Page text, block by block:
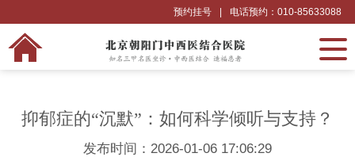
电话预约：010-85633088
预约挂号
抑郁症的“沉默”：如何科学倾听与支持？
发布时间：2026-01-06 17:06:29